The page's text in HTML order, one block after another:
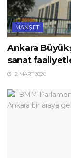
MANŞET
Ankara
sanat
12 MART 2020